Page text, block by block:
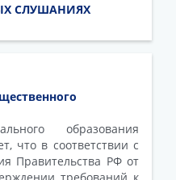
СЛУШАНИЯХ
образования
что в соответствии с
Правительства РФ от
требований к